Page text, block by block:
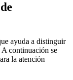
ayuda a distinguir
A continuación se
la atención